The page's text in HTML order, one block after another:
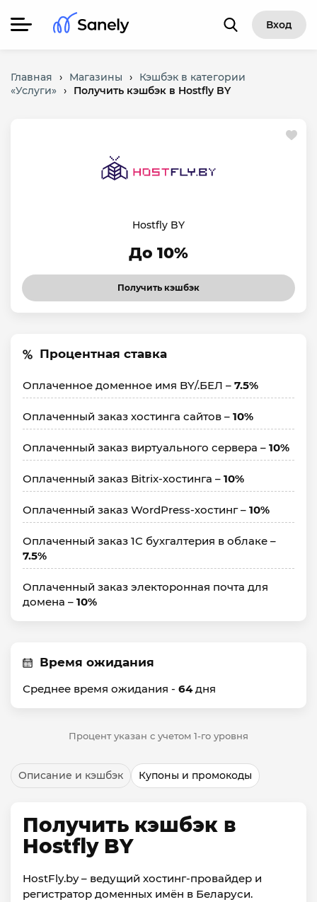
Вход
Главная › Магазины ›
Кэшбэк в категории
«Услуги» › Получить кэшбэк в Hostfly BY
Hostfly BY
До 10%
Получить кэшбэк
Процентная ставка
Оплаченное доменное имя BY/.БЕЛ – 7.5%
Оплаченный заказ хостинга сайтов – 10%
Оплаченный заказ виртуального сервера – 10%
Оплаченный заказ Bitrix-хостинга – 10%
Оплаченный заказ WordPress-хостинг – 10%
Оплаченный заказ 1C бухгалтерия в облаке –
7.5%
Оплаченный заказ электоронная почта для
домена – 10%
Время ожидания
Среднее время ожидания - 64дня
Процент указан с учетом 1-го уровня
Описание и кэшбэк Купоны и промокоды
Получить кэшбэк в
Hostfly BY
HostFly.by – ведущий хостинг-провайдер и
регистратор доменных имён в Беларуси.